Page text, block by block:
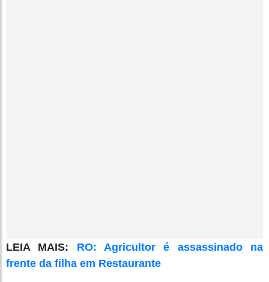
LEIA MAIS: RO: Agricultor é assassinado na
frente da filha em Restaurante